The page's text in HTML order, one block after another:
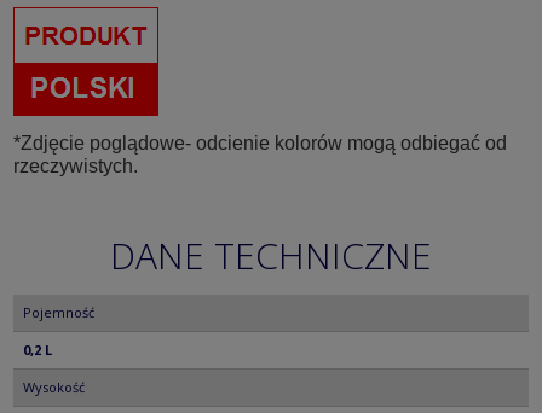
*Zdjęcie poglądowe- odcienie kolorów mogą odbiegać od
rzeczywistych.
DANE TECHNICZNE
Pojemność
0,2 L
Wysokość